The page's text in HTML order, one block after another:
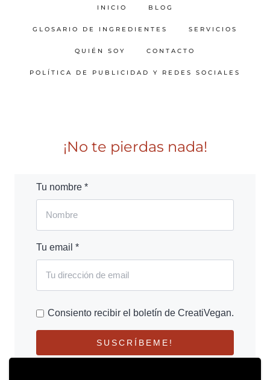
INICIO BLOG
GLOSARIO DE INGREDIENTES SERVICIOS
QUIÉN SOY CONTACTO
POLÍTICA DE PUBLICIDAD Y REDES SOCIALES
¡No te pierdas nada!
Tu nombre *
Tu email *
Consiento recibir el boletín de CreatiVegan.
SUSCRÍBEME!